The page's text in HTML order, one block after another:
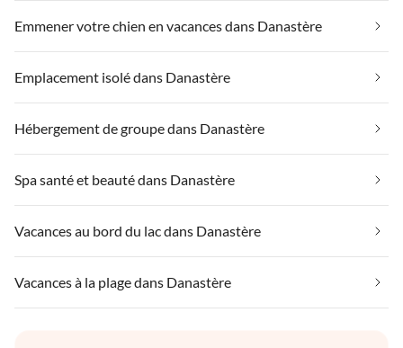
Emmener votre chien en vacances dans Danastère
Emplacement isolé dans Danastère
Hébergement de groupe dans Danastère
Spa santé et beauté dans Danastère
Vacances au bord du lac dans Danastère
Vacances à la plage dans Danastère